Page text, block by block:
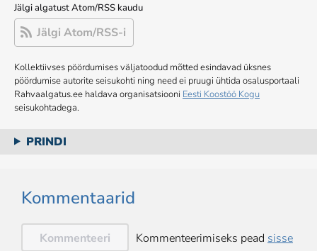
Jälgi algatust Atom/RSS kaudu
Jälgi Atom/RSS-i
Kollektiivses pöördumises väljatoodud mõtted esindavad üksnes
pöördumise autorite seisukohti ning need ei pruugi ühtida osalusportaali
Rahvaalgatus.ee haldava organisatsiooni Eesti Koostöö Kogu
seisukohtadega.
PRINDI
Kommentaarid
Kommenteeri Kommenteerimiseks pead sisse